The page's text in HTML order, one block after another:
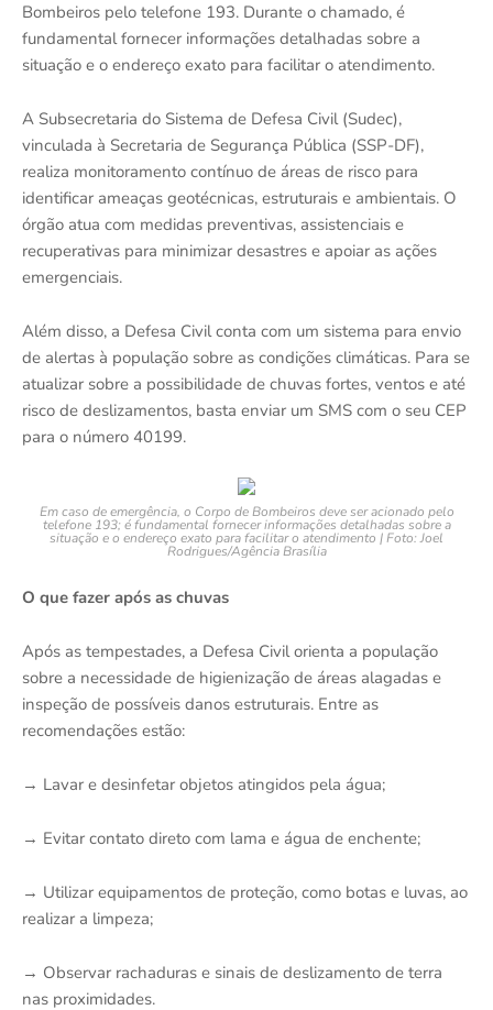
Bombeiros pelo telefone 193. Durante o chamado, é
fundamental fornecer informações detalhadas sobre a
situação e o endereço exato para facilitar o atendimento.
A Subsecretaria do Sistema de Defesa Civil (Sudec),
vinculada à Secretaria de Segurança Pública (SSP-DF),
realiza monitoramento contínuo de áreas de risco para
identificar ameaças geotécnicas, estruturais e ambientais. O
órgão atua com medidas preventivas, assistenciais e
recuperativas para minimizar desastres e apoiar as ações
emergenciais.
Além disso, a Defesa Civil conta com um sistema para envio
de alertas à população sobre as condições climáticas. Para se
atualizar sobre a possibilidade de chuvas fortes, ventos e até
risco de deslizamentos, basta enviar um SMS com o seu CEP
para o número 40199.
Em caso de emergência, o Corpo de Bombeiros deve ser acionado pelo
telefone 193; é fundamental fornecer informações detalhadas sobre a
situação e o endereço exato para facilitar o atendimento | Foto: Joel
Rodrigues/Agência Brasília
O que fazer após as chuvas
Após as tempestades, a Defesa Civil orienta a população
sobre a necessidade de higienização de áreas alagadas e
inspeção de possíveis danos estruturais. Entre as
recomendações estão:
→ Lavar e desinfetar objetos atingidos pela água;
→ Evitar contato direto com lama e água de enchente;
→ Utilizar equipamentos de proteção, como botas e luvas, ao
realizar a limpeza;
→ Observar rachaduras e sinais de deslizamento de terra
nas proximidades.